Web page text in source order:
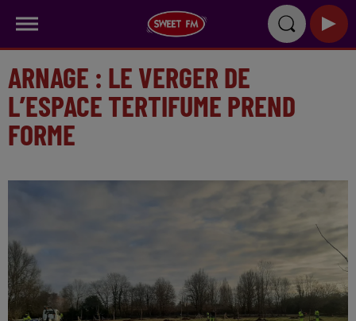
ARNAGE : LE VERGER DE
L’ESPACE TERTIFUME PREND
FORME